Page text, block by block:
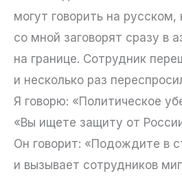
могут говорить на
со мной заговорят сразу в
на границе. Сотрудник
и несколько раз
Я говорю: «Политическое
«Вы ищете защиту от
Он говорит: «Подождите в
и вызывает сотрудников